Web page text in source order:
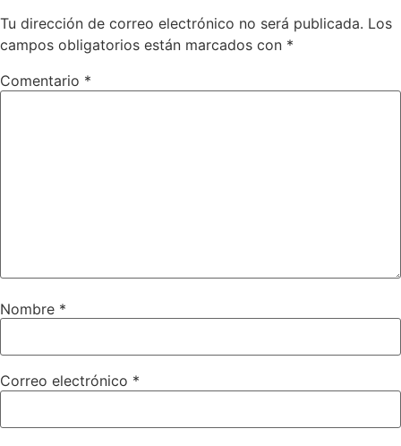
Tu dirección de correo electrónico no será publicada. Los
campos obligatorios están marcados con *
Comentario *
Nombre *
Correo electrónico *